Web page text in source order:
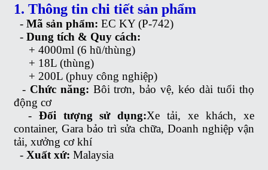
1. Thông tin chi tiết sản phẩm
-Mã sản phẩm: EC KY (P-742)
-Dung tích & Quy cách:
+ 4000ml (6 hũ/thùng)
+ 18L (thùng)
+ 200L (phuy công nghiệp)
- Chức năng: Bôi trơn, bảo vệ, kéo dài tuổi thọ
động cơ
- Đối tượng sử dụng:Xe tải, xe khách, xe
container, Gara bảo trì sửa chữa, Doanh nghiệp vận
tải, xưởng cơ khí
-Xuất xứ: Malaysia